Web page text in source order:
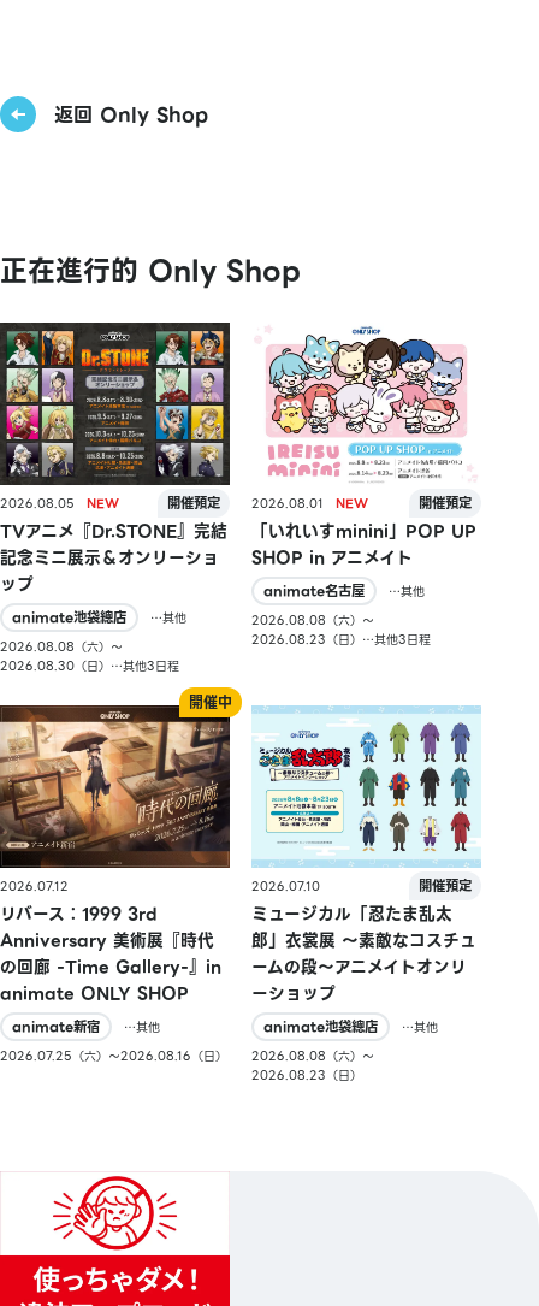
返回 Only Shop
正在進行的 Only Shop
2026.08.05
TVアニメ『Dr.STONE』完結
記念ミニ展示＆オンリーショ
ップ
animate池袋總店
…其他
2026.08.08（六）〜
2026.08.30（日）…其他3日程
2026.08.01
「いれいすminini」POP UP
SHOP in アニメイト
animate名古屋
…其他
2026.08.08（六）〜
2026.08.23（日）…其他3日程
2026.07.12
リバース：1999 3rd
Anniversary 美術展『時代
の回廊 -Time Gallery-』in
animate ONLY SHOP
animate新宿
…其他
2026.07.25（六）〜2026.08.16（日）
2026.07.10
ミュージカル「忍たま乱太
郎」衣裳展 ～素敵なコスチュ
ームの段～アニメイトオンリ
ーショップ
animate池袋總店
…其他
2026.08.08（六）〜
2026.08.23（日）